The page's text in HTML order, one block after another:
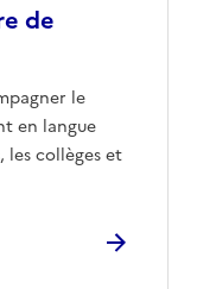
de
le
en langue
les collèges et